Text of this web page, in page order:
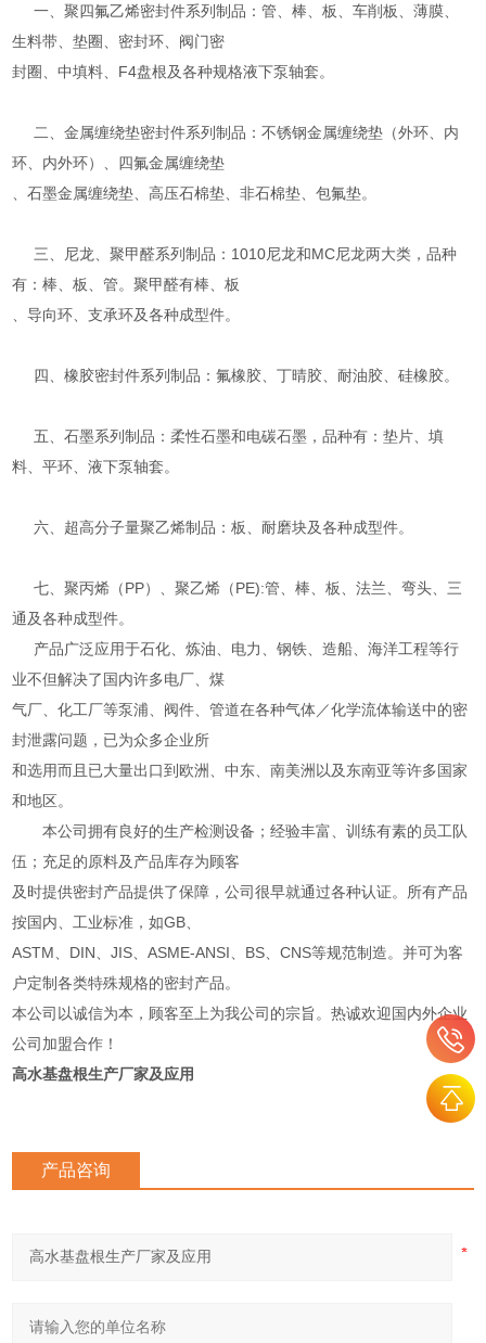
一、聚四氟乙烯密封件系列制品：管、棒、板、车削板、薄膜、
生料带、垫圈、密封环、阀门密
封圈、中填料、F4盘根及各种规格液下泵轴套。
二、金属缠绕垫密封件系列制品：不锈钢金属缠绕垫（外环、内
环、内外环）、四氟金属缠绕垫
、石墨金属缠绕垫、高压石棉垫、非石棉垫、包氟垫。
三、尼龙、聚甲醛系列制品：1010尼龙和MC尼龙两大类，品种
有：棒、板、管。聚甲醛有棒、板
、导向环、支承环及各种成型件。
四、橡胶密封件系列制品：氟橡胶、丁晴胶、耐油胶、硅橡胶。
五、石墨系列制品：柔性石墨和电碳石墨，品种有：垫片、填
料、平环、液下泵轴套。
六、超高分子量聚乙烯制品：板、耐磨块及各种成型件。
七、聚丙烯（PP）、聚乙烯（PE):管、棒、板、法兰、弯头、三
通及各种成型件。
产品广泛应用于石化、炼油、电力、钢铁、造船、海洋工程等行
业不但解决了国内许多电厂、煤
气厂、化工厂等泵浦、阀件、管道在各种气体／化学流体输送中的密
封泄露问题，已为众多企业所
和选用而且已大量出口到欧洲、中东、南美洲以及东南亚等许多国家
和地区。
本公司拥有良好的生产检测设备；经验丰富、训练有素的员工队
伍；充足的原料及产品库存为顾客
及时提供密封产品提供了保障，公司很早就通过各种认证。所有产品
按国内、工业标准，如GB、
ASTM、DIN、JIS、ASME-ANSI、BS、CNS等规范制造。并可为客
户定制各类特殊规格的密封产品。
本公司以诚信为本，顾客至上为我公司的宗旨。热诚欢迎国内外企业
公司加盟合作！
高水基盘根生产厂家及应用
产品咨询